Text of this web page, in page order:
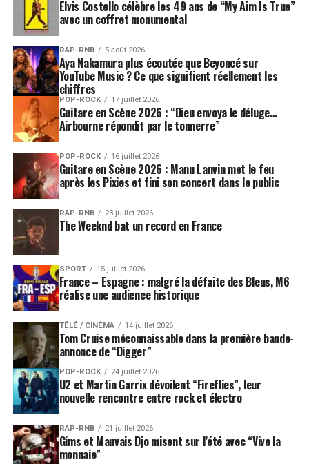
Elvis Costello célèbre les 49 ans de “My Aim Is True”
avec un coffret monumental
RAP-RNB 5 août 2026
Aya Nakamura plus écoutée que Beyoncé sur
YouTube Music ? Ce que signifient réellement les
chiffres
POP-ROCK 17 juillet 2026
Guitare en Scène 2026 : “Dieu envoya le déluge…
Airbourne répondit par le tonnerre”
POP-ROCK 16 juillet 2026
Guitare en Scène 2026 : Manu Lanvin met le feu
après les Pixies et fini son concert dans le public
RAP-RNB 23 juillet 2026
The Weeknd bat un record en France
SPORT 15 juillet 2026
France – Espagne : malgré la défaite des Bleus, M6
réalise une audience historique
TÉLÉ / CINÉMA 14 juillet 2026
Tom Cruise méconnaissable dans la première bande-
annonce de “Digger”
POP-ROCK 24 juillet 2026
U2 et Martin Garrix dévoilent “Fireflies”, leur
nouvelle rencontre entre rock et électro
RAP-RNB 21 juillet 2026
Gims et Mauvais Djo misent sur l’été avec “Vive la
monnaie”